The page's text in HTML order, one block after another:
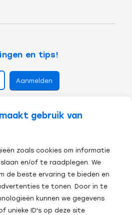
gebruik van
zoals cookies om informatie
en/of te raadplegen. We
de beste ervaring te bieden en
te tonen. Door in te
kunnen we gegevens
unieke ID's op deze site
en tips!